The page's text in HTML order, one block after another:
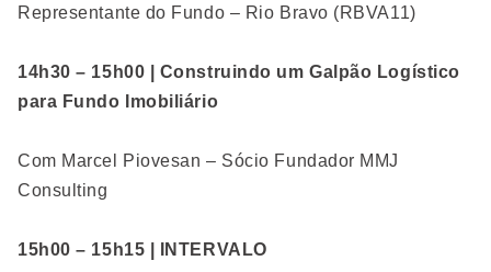
Representante do Fundo – Rio Bravo (RBVA11)
14h30 – 15h00 | Construindo um Galpão Logístico
para Fundo Imobiliário
Com Marcel Piovesan – Sócio Fundador MMJ
Consulting
15h00 – 15h15 | INTERVALO